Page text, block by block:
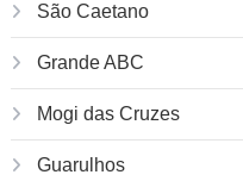
São Caetano
Grande ABC
Mogi das Cruzes
Guarulhos